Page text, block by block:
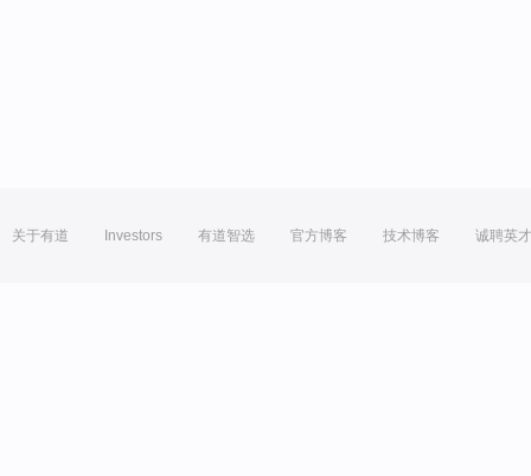
关于有道 Investors 有道智选 官方博客 技术博客 诚聘英才